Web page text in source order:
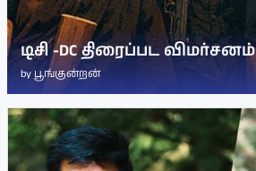
டிசி -DC திரைப்பட விமர்சனம்
by பூங்குன்றன்